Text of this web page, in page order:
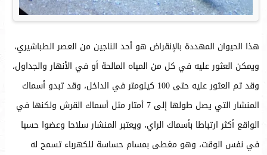
هذا الحيوان المهددة بالإنقراض هو أحد الناجين من العصر الطباشيري،
ويمكن العثور عليه في كل من المياه المالحة أو في الأنهار والجداول،
وقد تم العثور عليه حتى 100 كيلومتر في الداخل، وقد تبدو أسماك
المنشار التي يصل طولها إلى 7 أمتار مثل أسماك القرش ولكنها في
الواقع أكثر ارتباطا بأسماك الراي، ويعتبر المنشار سلاحا وعضوا حسيا
في نفس الوقت، وهو مغطى بمسام حساسة للكهرباء تسمح له